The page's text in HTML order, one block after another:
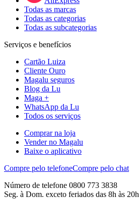
Todas as marcas
Todas as categorias
Todas as subcategorias
Serviços e benefícios
Cartão Luiza
Cliente Ouro
Magalu seguros
Blog da Lu
Maga +
WhatsApp da Lu
Todos os serviços
Comprar na loja
Vender no Magalu
Baixe o aplicativo
Compre pelo telefoneCompre pelo chat
Número de telefone 0800 773 3838
Seg. à Dom. exceto feriados das 8h às 20h